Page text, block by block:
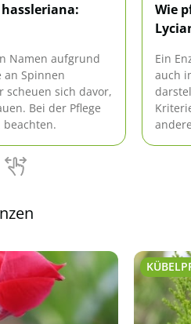
Namen aufgrund
an Spinnen
scheuen sich davor,
Bei der Pflege
Wie
Ein
auch